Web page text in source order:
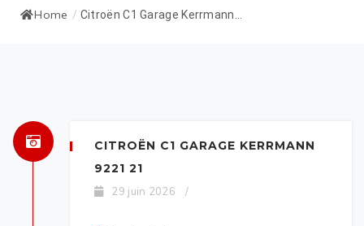
Home / Citroën C1 Garage Kerrmann...
CITROËN C1 GARAGE KERRMANN
9221 21
29 juin 2026 /